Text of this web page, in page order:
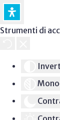
Strumenti di